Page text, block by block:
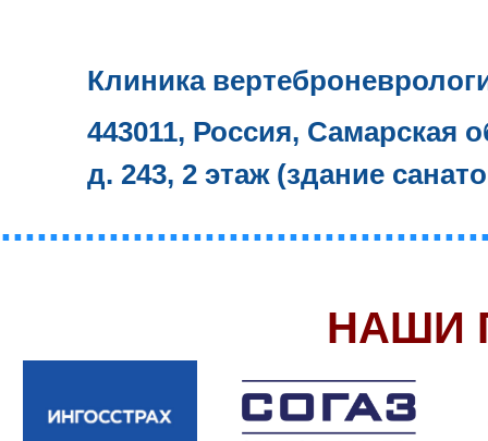
Клиника
443011, Россия, Самарская
д. 243, 2 этаж (здание
НАШИ